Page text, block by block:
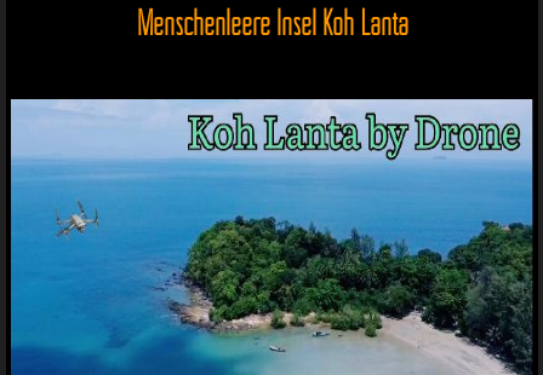
Menschenleere Insel Koh Lanta